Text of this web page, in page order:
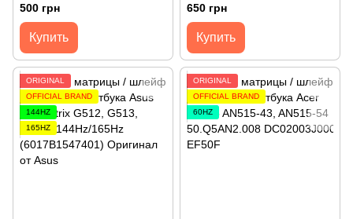
Extensa EX214-52, Aspire
A514-54 60Hz (DC02003Q800)
Оригинал от Acer
500 грн
Купить
ideapad 5-15ITL05 5-15ALC05
5-15ARE05 81YK, 81YQ 60Hz
(DC02002BS00) Оригинал
650 грн
Купить
ORIGINAL
OFFICIAL BRAND
144HZ
165HZ
ORIGINAL
OFFICIAL BRAND
60HZ